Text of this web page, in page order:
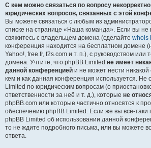
С кем можно связаться по вопросу
юридических вопросов, связанных с этой
Вы можете связаться с любым из
списке на странице «Наша команда». Если вы не
свяжитесь с владельцем домена (сделайте whois
конференция находится на бесплатном домене
Yahoo!, free.fr, f2s.com и т. п.), с руководством или
домена. Учтите, что phpBB Limited не имеет
данной конференцией и не может нести никакой
кем и как данная конференция используется. Не
Limited по юридическим вопросам (о
ответственности за неё и т. д.), которые не
phpBB.com или которые частично относятся к
обеспечению phpBB Limited. Если же вы всё-
phpBB Limited об использовании данной
то не ждите подробного письма, или вы можете
ответа.